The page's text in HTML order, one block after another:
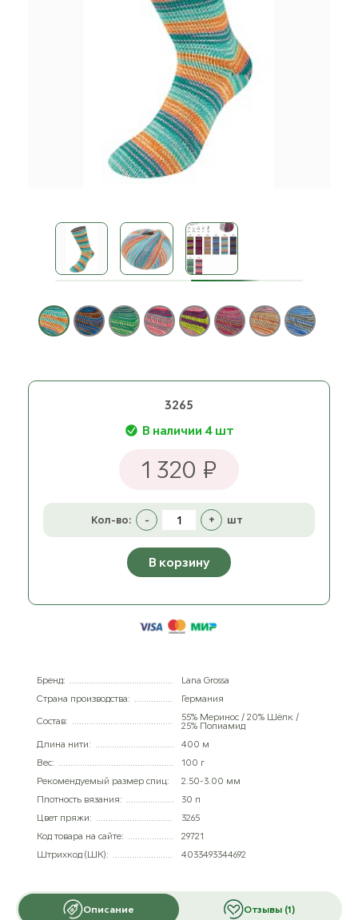
3265
В наличии 4 шт
1 320 ₽
Кол-во: - + шт
В корзину
Бренд:
Lana Grossa
Страна производства:
Германия
Состав:
55% Меринос / 20% Шёлк /
25% Полиамид
Длина нити:
400 м
Вес:
100 г
Рекомендуемый размер спиц:
2.50-3.00 мм
Плотность вязания:
30 п
Цвет пряжи:
3265
Код товара на сайте:
29721
Штрихкод (ШК):
4033493344692
Описание Отзывы (1)